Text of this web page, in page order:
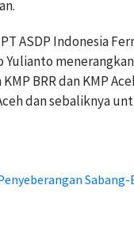
ASDP Indonesia
Yulianto
BRR dan KMP
dan sebaliknya
Sabang-